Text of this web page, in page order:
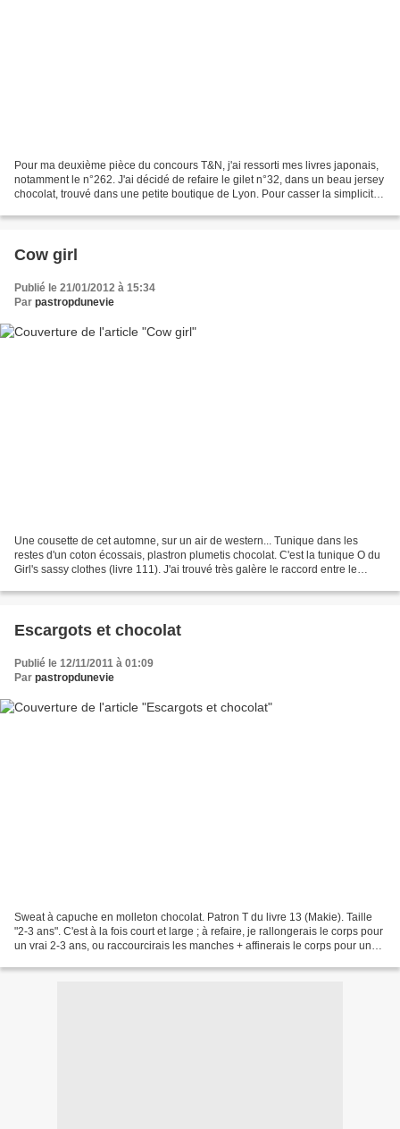
Pour ma deuxième pièce du concours T&N, j'ai ressorti mes livres japonais,
notamment le n°262. J'ai décidé de refaire le gilet n°32, dans un beau jersey
chocolat, trouvé dans une petite boutique de Lyon. Pour casser la simplicité
Cow girl
Publié le 21/01/2012 à 15:34
Par pastropdunevie
Une cousette de cet automne, sur un air de western... Tunique dans les
restes d'un coton écossais, plastron plumetis chocolat. C'est la tunique O du
Girl's sassy clothes (livre 111). J'ai trouvé très galère le raccord entre le
Escargots et chocolat
Publié le 12/11/2011 à 01:09
Par pastropdunevie
Sweat à capuche en molleton chocolat. Patron T du livre 13 (Makie). Taille
"2-3 ans". C'est à la fois court et large ; à refaire, je rallongerais le corps pour
un vrai 2-3 ans, ou raccourcirais les manches + affinerais le corps pour un